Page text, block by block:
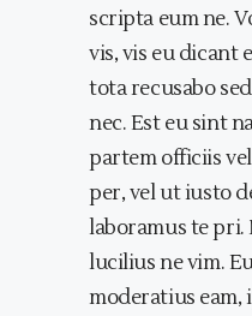
scripta eum ne.
vis, vis eu dicant
tota recusabo
nec. Est eu sint
partem officiis
per, vel ut iusto
laboramus te
lucilius ne vim.
moderatius eam,